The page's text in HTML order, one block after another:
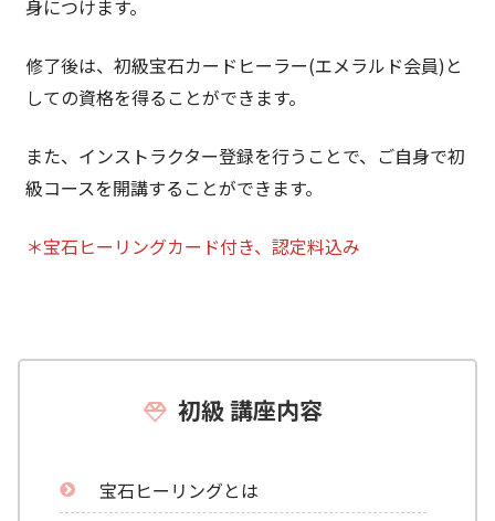
身につけます。
修了後は、初級宝石カードヒーラー(エメラルド会員)と
しての資格を得ることができます。
また、インストラクター登録を行うことで、ご自身で初
級コースを開講することができます。
＊宝石ヒーリングカード付き、認定料込み
初級 講座内容
宝石ヒーリングとは